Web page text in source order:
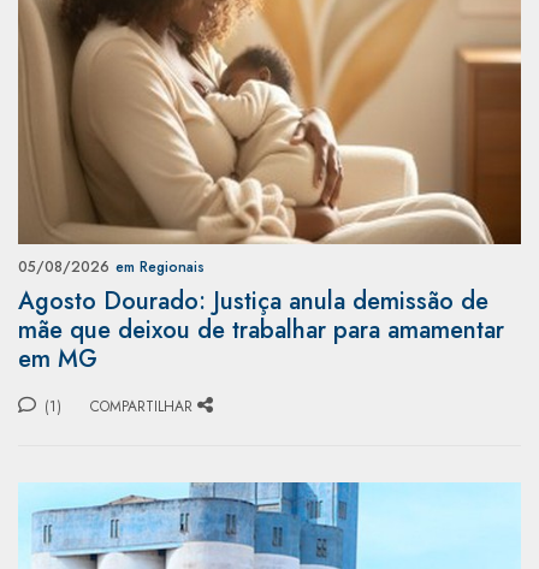
05/08/2026 em Regionais
Agosto Dourado: Justiça anula demissão de
mãe que deixou de trabalhar para amamentar
em MG
(1) COMPARTILHAR